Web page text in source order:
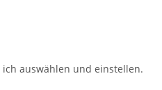
auswählen und einstellen.